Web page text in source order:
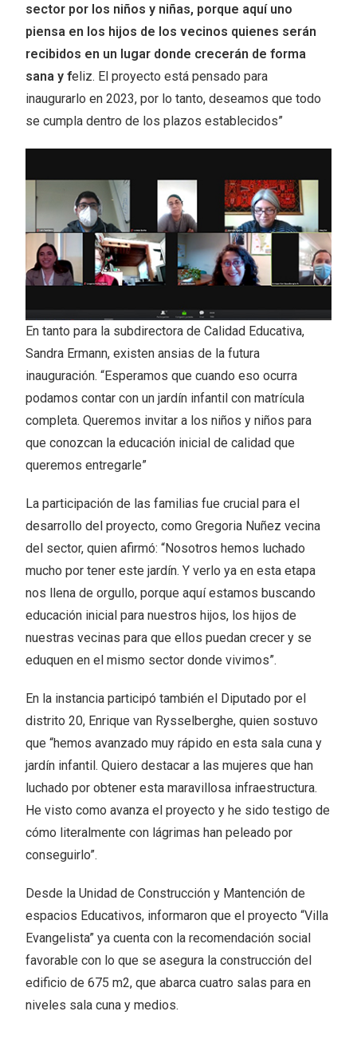
sector por los niños y niñas, porque aquí uno
piensa en los hijos de los vecinos quienes serán
recibidos en un lugar donde crecerán de forma
sana y feliz. El proyecto está pensado para
inaugurarlo en 2023, por lo tanto, deseamos que todo
se cumpla dentro de los plazos establecidos”
En tanto para la subdirectora de Calidad Educativa,
Sandra Ermann, existen ansias de la futura
inauguración. “Esperamos que cuando eso ocurra
podamos contar con un jardín infantil con matrícula
completa. Queremos invitar a los niños y niños para
que conozcan la educación inicial de calidad que
queremos entregarle”
La participación de las familias fue crucial para el
desarrollo del proyecto, como Gregoria Nuñez vecina
del sector, quien afirmó: “Nosotros hemos luchado
mucho por tener este jardín. Y verlo ya en esta etapa
nos llena de orgullo, porque aquí estamos buscando
educación inicial para nuestros hijos, los hijos de
nuestras vecinas para que ellos puedan crecer y se
eduquen en el mismo sector donde vivimos”.
En la instancia participó también el Diputado por el
distrito 20, Enrique van Rysselberghe, quien sostuvo
que “hemos avanzado muy rápido en esta sala cuna y
jardín infantil. Quiero destacar a las mujeres que han
luchado por obtener esta maravillosa infraestructura.
He visto como avanza el proyecto y he sido testigo de
cómo literalmente con lágrimas han peleado por
conseguirlo”.
Desde la Unidad de Construcción y Mantención de
espacios Educativos, informaron que el proyecto “Villa
Evangelista” ya cuenta con la recomendación social
favorable con lo que se asegura la construcción del
edificio de 675 m2, que abarca cuatro salas para en
niveles sala cuna y medios.